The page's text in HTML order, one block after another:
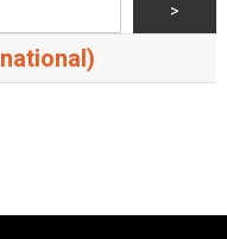
>